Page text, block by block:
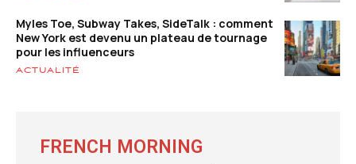
Myles Toe, Subway Takes, SideTalk : comment
New York est devenu un plateau de tournage
pour les influenceurs
ACTUALITÉ
FRENCH MORNING